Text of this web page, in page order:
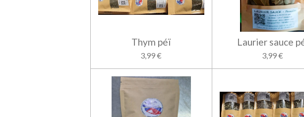
Thym péï
3,99 €
Laurier sauce
3,99 €